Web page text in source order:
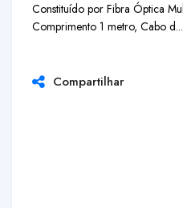
Constituído por Fibra Óptica
Comprimento 1 metro, Cabo d...
Compartilhar